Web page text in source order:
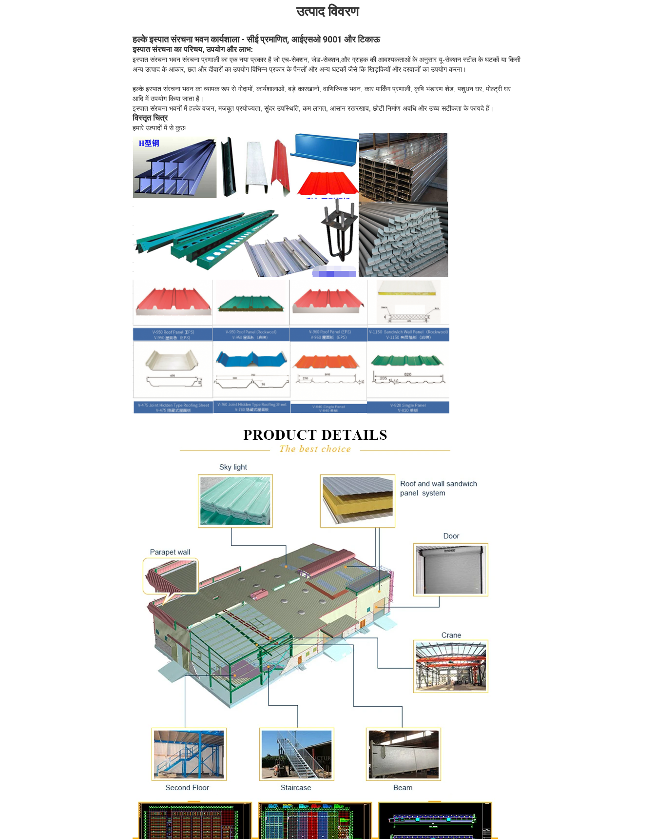
उत्पाद विवरण
हल्के इस्पात संरचना भवन कार्यशाला - सीई प्रमाणित, आईएसओ 9001 और टिकाऊ
इस्पात संरचना का परिचय, उपयोग और लाभ:
इस्पात संरचना भवन संरचना प्रणाली का एक नया प्रकार है जो एच-सेक्शन, जेड-सेक्शन,और ग्राहक की आवश्यकताओं के अनुसार यू-सेक्शन स्टील के घटकों या किसी
अन्य उत्पाद के आकार, छत और दीवारों का उपयोग विभिन्न प्रकार के पैनलों और अन्य घटकों जैसे कि खिड़कियों और दरवाजों का उपयोग करना।
हल्के इस्पात संरचना भवन का व्यापक रूप से गोदामों, कार्यशालाओं, बड़े कारखानों, वाणिज्यिक भवन, कार पार्किंग प्रणाली, कृषि भंडारण शेड, पशुधन घर, पोल्ट्री घर
आदि में उपयोग किया जाता है।
इस्पात संरचना भवनों में हल्के वजन, मजबूत प्रयोज्यता, सुंदर उपस्थिति, कम लागत, आसान रखरखाव, छोटी निर्माण अवधि और उच्च सटीकता के फायदे हैं।
विस्तृत चित्र
हमारे उत्पादों में से कुछः